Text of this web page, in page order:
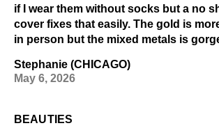
if I wear them without socks but a no
cover fixes that easily. The gold is
in person but the mixed metals is
Stephanie (CHICAGO)
May 6, 2026
BEAUTIES